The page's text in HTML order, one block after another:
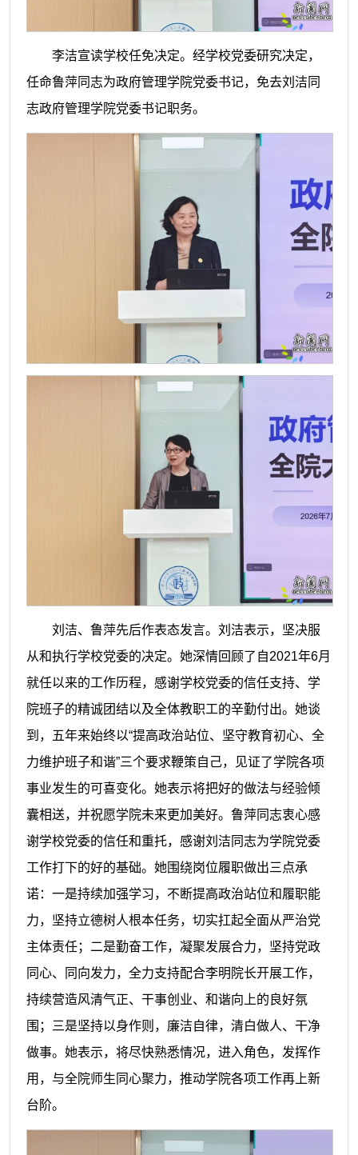
李洁宣读学校任免决定。经学校党委研究决定，
任命鲁萍同志为政府管理学院党委书记，免去刘洁同
志政府管理学院党委书记职务。
刘洁、鲁萍先后作表态发言。刘洁表示，坚决服
从和执行学校党委的决定。她深情回顾了自2021年6月
就任以来的工作历程，感谢学校党委的信任支持、学
院班子的精诚团结以及全体教职工的辛勤付出。她谈
到，五年来始终以“提高政治站位、坚守教育初心、全
力维护班子和谐”三个要求鞭策自己，见证了学院各项
事业发生的可喜变化。她表示将把好的做法与经验倾
囊相送，并祝愿学院未来更加美好。鲁萍同志衷心感
谢学校党委的信任和重托，感谢刘洁同志为学院党委
工作打下的好的基础。她围绕岗位履职做出三点承
诺：一是持续加强学习，不断提高政治站位和履职能
力，坚持立德树人根本任务，切实扛起全面从严治党
主体责任；二是勤奋工作，凝聚发展合力，坚持党政
同心、同向发力，全力支持配合李明院长开展工作，
持续营造风清气正、干事创业、和谐向上的良好氛
围；三是坚持以身作则，廉洁自律，清白做人、干净
做事。她表示，将尽快熟悉情况，进入角色，发挥作
用，与全院师生同心聚力，推动学院各项工作再上新
台阶。